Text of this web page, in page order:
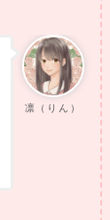
凛（りん）